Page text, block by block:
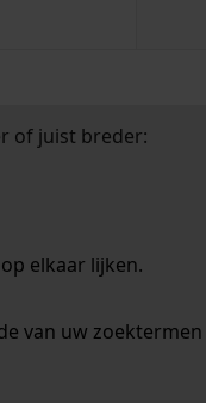
of juist breder:
elkaar lijken.
van uw